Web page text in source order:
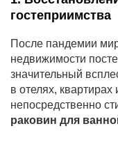
гостеприимства
После пандемии
недвижимости
значительный
в отелях,
непосредственно
раковин для